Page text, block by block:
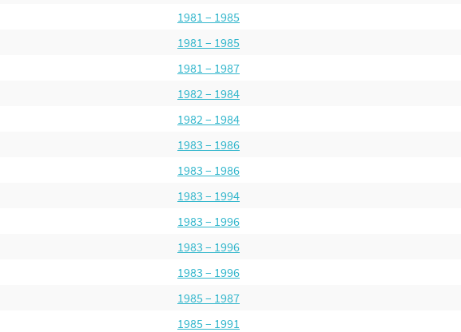
1981 – 1985
1981 – 1985
1981 – 1987
1982 – 1984
1982 – 1984
1983 – 1986
1983 – 1986
1983 – 1994
1983 – 1996
1983 – 1996
1983 – 1996
1985 – 1987
1985 – 1991